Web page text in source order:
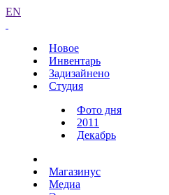
EN
Новое
Инвентарь
Задизайнено
Студия
Фото дня
2011
Декабрь
Магазинус
Медиа